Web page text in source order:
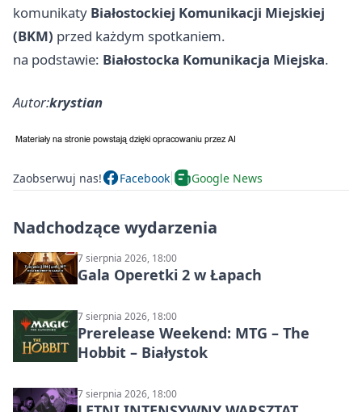
komunikaty Białostockiej Komunikacji Miejskiej
(BKM) przed każdym spotkaniem.
na podstawie: Białostocka Komunikacja Miejska.
Autor:krystian
Zaobserwuj nas! Facebook Google News
Nadchodzące wydarzenia
7 sierpnia 2026, 18:00
Gala Operetki 2 w Łapach
7 sierpnia 2026, 18:00
Prerelease Weekend: MTG – The
Hobbit – Białystok
7 sierpnia 2026, 18:00